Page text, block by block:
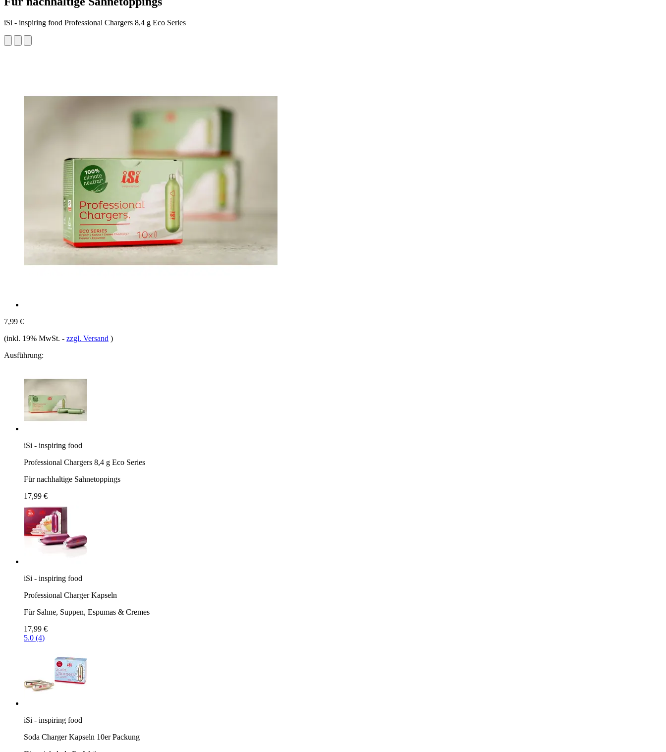
iSi - inspiring food Professional Chargers 8,4 g Eco Series
7,99 €
(inkl. 19% MwSt. - zzgl. Versand )
Ausführung:
iSi - inspiring food
Professional Chargers 8,4 g Eco Series
Für nachhaltige Sahnetoppings
17,99 €
iSi - inspiring food
Professional Charger Kapseln
Für Sahne, Suppen, Espumas & Cremes
17,99 €
5.0 (4)
iSi - inspiring food
Soda Charger Kapseln 10er Packung